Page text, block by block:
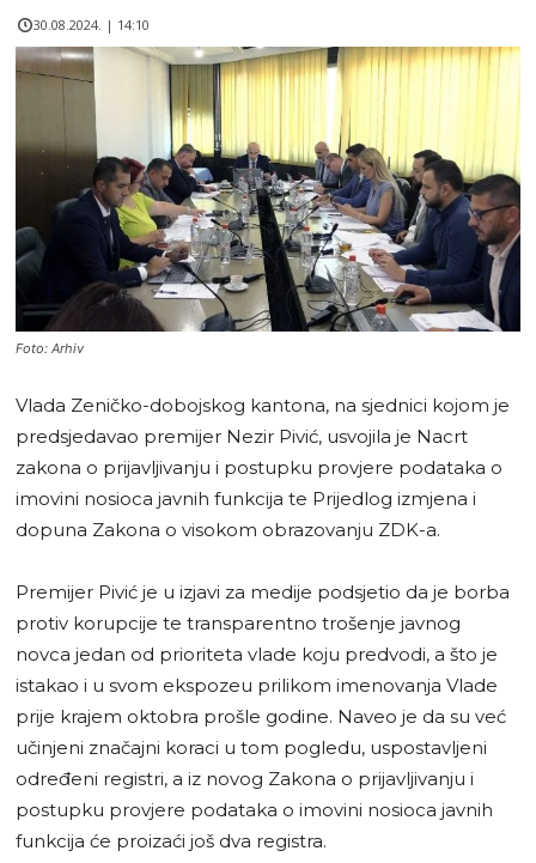
30.08.2024. | 14:10
Foto: Arhiv
Vlada Zeničko-dobojskog kantona, na sjednici kojom je
predsjedavao premijer Nezir Pivić, usvojila je Nacrt
zakona o prijavljivanju i postupku provjere podataka o
imovini nosioca javnih funkcija te Prijedlog izmjena i
dopuna Zakona o visokom obrazovanju ZDK-a.
Premijer Pivić je u izjavi za medije podsjetio da je borba
protiv korupcije te transparentno trošenje javnog
novca jedan od prioriteta vlade koju predvodi, a što je
istakao i u svom ekspozeu prilikom imenovanja Vlade
prije krajem oktobra prošle godine. Naveo je da su već
učinjeni značajni koraci u tom pogledu, uspostavljeni
određeni registri, a iz novog Zakona o prijavljivanju i
postupku provjere podataka o imovini nosioca javnih
funkcija će proizaći još dva registra.